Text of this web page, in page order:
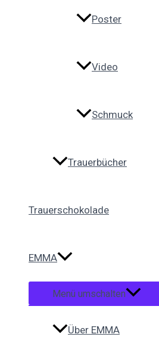
Poster
Video
Schmuck
Trauerbücher
Trauerschokolade
EMMA
Menü umschalten
Über EMMA